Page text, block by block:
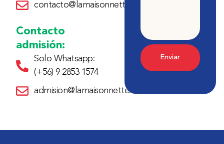
contacto@lamaisonnette.cl
Contacto
admisión:
Solo Whatsapp:
(+56) 9 2853 1574
admision@lamaisonnette.cl
Enviar